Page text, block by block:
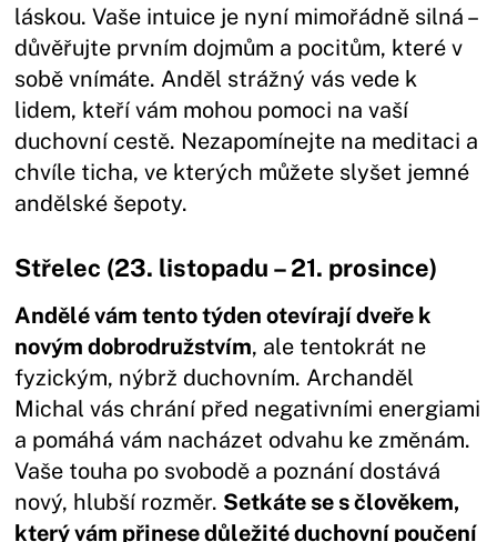
láskou. Vaše intuice je nyní mimořádně silná –
důvěřujte prvním dojmům a pocitům, které v
sobě vnímáte. Anděl strážný vás vede k
lidem, kteří vám mohou pomoci na vaší
duchovní cestě. Nezapomínejte na meditaci a
chvíle ticha, ve kterých můžete slyšet jemné
andělské šepoty.
Střelec (23. listopadu – 21. prosince)
Andělé vám tento týden otevírají dveře k
novým dobrodružstvím, ale tentokrát ne
fyzickým, nýbrž duchovním. Archanděl
Michal vás chrání před negativními energiami
a pomáhá vám nacházet odvahu ke změnám.
Vaše touha po svobodě a poznání dostává
nový, hlubší rozměr. Setkáte se s člověkem,
který vám přinese důležité duchovní poučení